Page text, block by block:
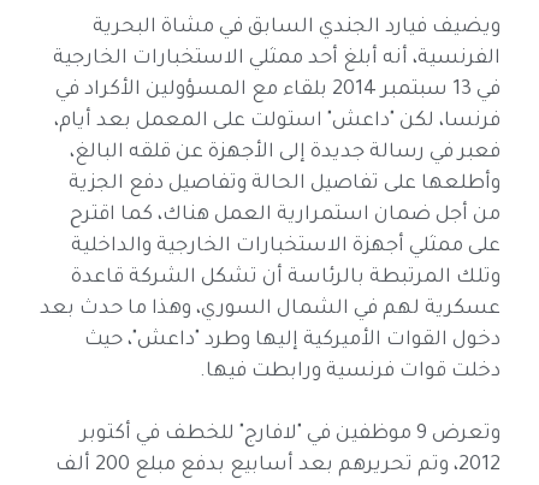
ويضيف فيارد الجندي السابق في مشاة البحرية
الفرنسية، أنه أبلغ أحد ممثلي الاستخبارات الخارجية
في 13 سبتمبر 2014 بلقاء مع المسؤولين الأكراد في
فرنسا، لكن "داعش" استولت على المعمل بعد أيام،
فعبر في رسالة جديدة إلى الأجهزة عن قلقه البالغ،
وأطلعها على تفاصيل الحالة وتفاصيل دفع الجزية
من أجل ضمان استمرارية العمل هناك، كما اقترح
على ممثلي أجهزة الاستخبارات الخارجية والداخلية
وتلك المرتبطة بالرئاسة أن تشكل الشركة قاعدة
عسكرية لهم في الشمال السوري، وهذا ما حدث بعد
دخول القوات الأميركية إليها وطرد "داعش"، حيث
دخلت قوات فرنسية ورابطت فيها.
وتعرض 9 موظفين في "لافارج" للخطف في أكتوبر
2012، وتم تحريرهم بعد أسابيع بدفع مبلع 200 ألف